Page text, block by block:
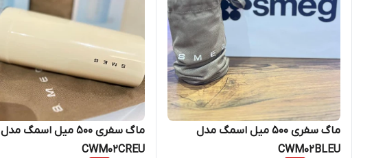
ماگ سفری 500 میل اسمگ مدل
CWM02BLEU
ماگ سفری 500 میل اسمگ مدل
CWM02CREU